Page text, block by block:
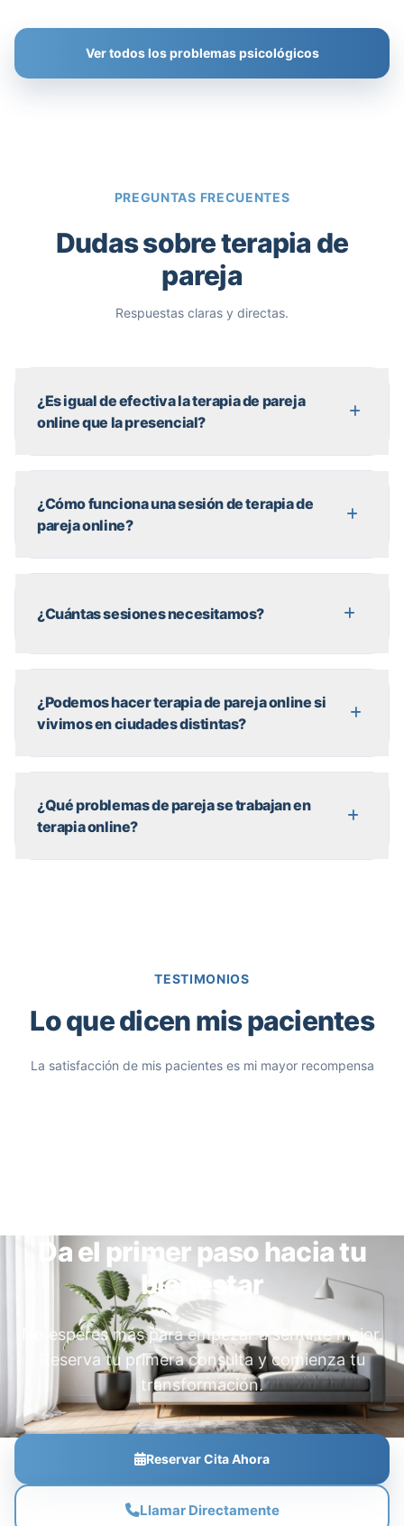
Ver todos los problemas psicológicos
PREGUNTAS FRECUENTES
Dudas sobre terapia de
pareja
Respuestas claras y directas.
¿Es igual de efectiva la terapia de pareja
online que la presencial?
¿Cómo funciona una sesión de terapia de
pareja online?
¿Cuántas sesiones necesitamos?
¿Podemos hacer terapia de pareja online si
vivimos en ciudades distintas?
¿Qué problemas de pareja se trabajan en
terapia online?
TESTIMONIOS
Lo que dicen mis pacientes
La satisfacción de mis pacientes es mi mayor recompensa
Da el primer paso hacia tu
bienestar
No esperes más para empezar a sentirte mejor.
Reserva tu primera consulta y comienza tu
transformación.
Reservar Cita Ahora
Llamar Directamente